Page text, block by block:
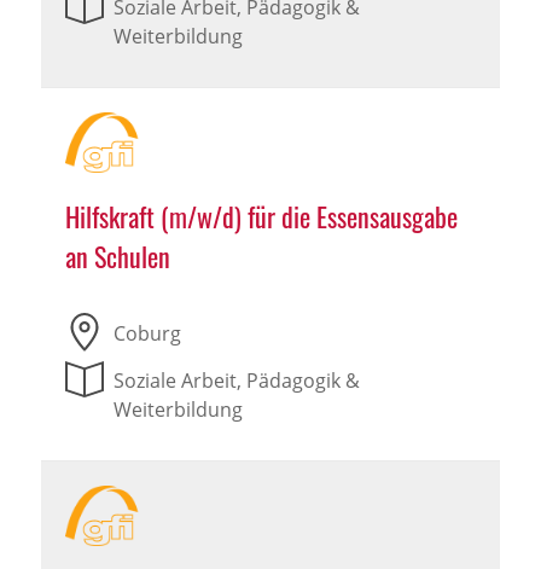
Soziale Arbeit, Pädagogik &
Weiterbildung
Hilfskraft (m/w/d) für die Essensausgabe
an Schulen
Coburg
Soziale Arbeit, Pädagogik &
Weiterbildung